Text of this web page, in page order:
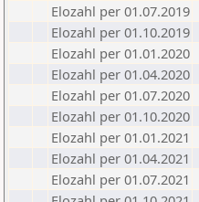
Elozahl per 01.07.2019
Elozahl per 01.10.2019
Elozahl per 01.01.2020
Elozahl per 01.04.2020
Elozahl per 01.07.2020
Elozahl per 01.10.2020
Elozahl per 01.01.2021
Elozahl per 01.04.2021
Elozahl per 01.07.2021